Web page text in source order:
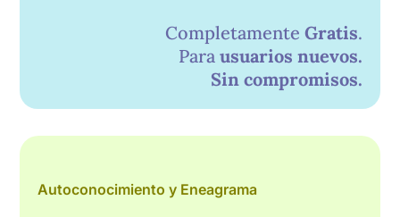
Completamente Gratis.
Para usuarios nuevos.
Sin compromisos.
Autoconocimiento y Eneagrama